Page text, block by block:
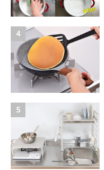
4
5